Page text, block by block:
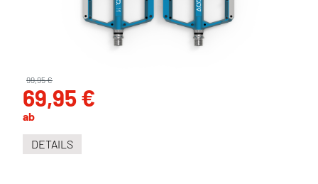
ab
69,95 €
99,95 €
DETAILS